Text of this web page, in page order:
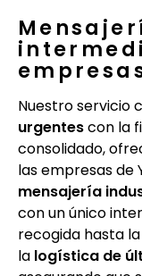
Nuestro servicio
urgentescon la
consolidado,
las empresas de
mensajería
con un único
recogida hasta
la logística de